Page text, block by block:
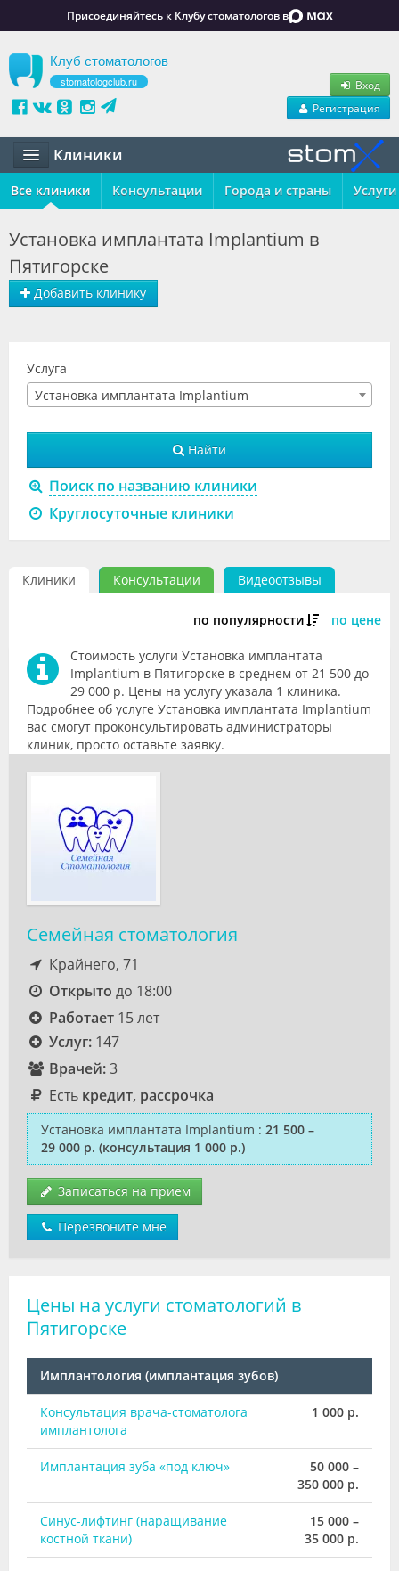
Присоединяйтесь к Клубу стоматологов в
Клуб стоматологов
stomatologclub.ru
Вход
Регистрация
Клиники
Статьи
Обучение
Вакансии
Объявления
Клиники
Специалисты
Все клиники Консультации Города и страны Услуги
Добавить клинику
Установка имплантата Implantium в
Пятигорске
Услуга
Установка имплантата Implantium
Найти
Поиск по названию клиники
Круглосуточные клиники
Клиники Консультации Видеоотзывы
по популярности по цене
Стоимость услуги Установка имплантата
Implantium в Пятигорске в среднем от 21 500 до
29 000 р. Цены на услугу указала 1 клиника.
Подробнее об услуге Установка имплантата Implantium
вас смогут проконсультировать администраторы
клиник, просто оставьте заявку.
Семейная стоматология
Крайнего, 71
Открыто до 18:00
Работает15 лет
Услуг:147
Врачей:3
Есть кредит, рассрочка
Установка имплантата Implantium : 21 500 –
29 000 р. (консультация 1 000 р.)
Записаться на прием
Перезвоните мне
Цены на услуги стоматологий в
Пятигорске
Имплантология (имплантация зубов)
Консультация врача-стоматолога
имплантолога
1 000 р.
Имплантация зуба «под ключ»
50 000 –
350 000 р.
Синус-лифтинг (наращивание
костной ткани)
15 000 –
35 000 р.